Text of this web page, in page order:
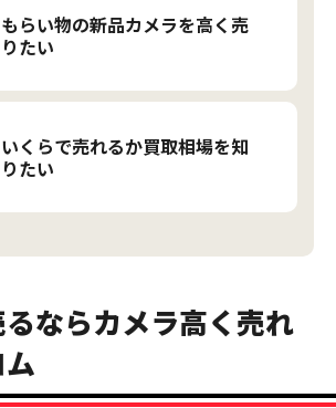
もらい物の新品カメラを高く売
りたい
いくらで売れるか買取相場を知
りたい
ならカメラ高く売れ